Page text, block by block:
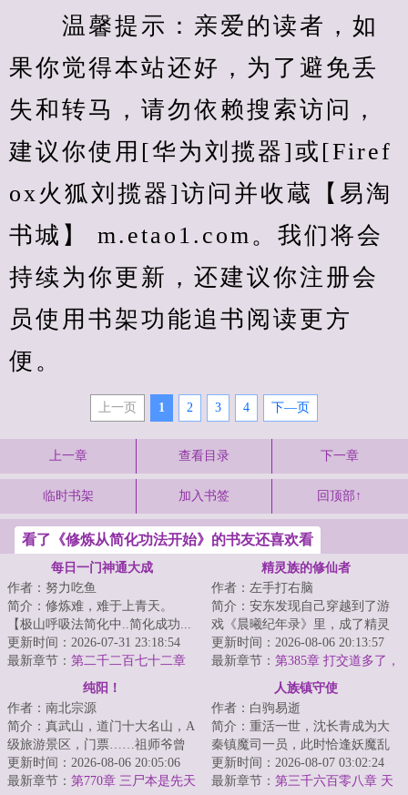
温馨提示：亲爱的读者，如
果你觉得本站还好，为了避免丢
失和转马，请勿依赖搜索访问，
建议你使用[华为刘揽器]或[Firef
ox火狐刘揽器]访问并收蔵【易淘
书城】 m.etao1.com。我们将会
持续为你更新，还建议你注册会
员使用书架功能追书阅读更方
便。
上一页 1 2 3 4 下—页
上一章 查看目录 下一章
临时书架 加入书签 回顶部↑
看了《修炼从简化功法开始》的书友还喜欢看
每日一门神通大成
作者：努力吃鱼
简介：修炼难，难于上青天。
【极山呼吸法简化中..简化成功...
极山呼吸法→呼吸!】陈斐深吸了
一口气。【极...
更新时间：2026-07-31 23:18:54
最新章节： 第二千二百七十二章
精灵族的修仙者
作者：左手打右脑
简介：安东发现自己穿越到了游
戏《晨曦纪年录》里，成了精灵
族的一员。好消息：长生种，寿
命悠久。坏消息...
更新时间：2026-08-06 20:13:57
最新章节： 第385章 打交道多了，
自然就了解了
纯阳！
作者：南北宗源
简介：真武山，道门十大名山，A
级旅游景区，门票……祖师爷曾
预言：真武传道七十三，因凡应
劫后人参。“...
更新时间：2026-08-06 20:05:06
最新章节： 第770章 三尸本是先天
人族镇守使
作者：白驹易逝
简介：重活一世，沈长青成为大
秦镇魔司一员，此时恰逢妖魔乱
世，诡怪猖獗斩杀幽级诡怪，十
三太保横练功提...
更新时间：2026-08-07 03:02:24
最新章节： 第三千六百零八章 天